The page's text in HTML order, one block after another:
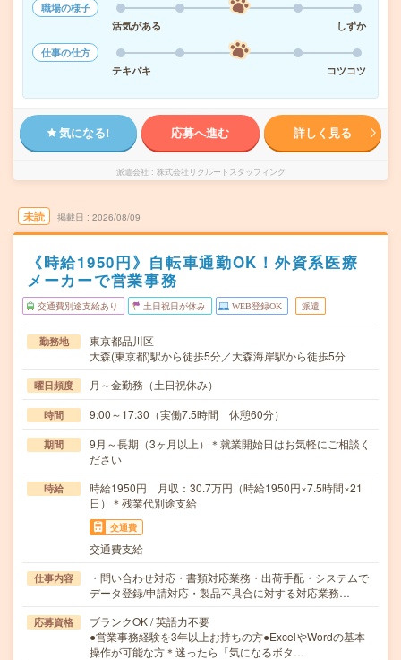
職場の様子
活気がある
しずか
仕事の仕方
テキパキ
コツコツ
気になる! 応募へ進む 詳しく見る
派遣会社 株式会社リクルートスタッフィング
未読 掲載日 2026/08/09
《時給1950円》自転車通勤OK！外資系医療
メーカーで営業事務
交通費別途支給あり 土日祝日が休み WEB登録OK 派遣
勤務地
東京都品川区
大森(東京都)駅から徒歩5分／大森海岸駅から徒歩5分
曜日頻度 月～金勤務（土日祝休み）
時間 9:00～17:30（実働7.5時間 休憩60分）
期間
9月～長期（3ヶ月以上）＊就業開始日はお気軽にご相談く
ださい
時給
時給1950円 月収：30.7万円（時給1950円×7.5時間×21
日）＊残業代別途支給
交通費
交通費支給
仕事内容
・問い合わせ対応・書類対応業務・出荷手配・システムで
データ登録/申請対応・製品不具合に対する対応業務…
応募資格
ブランクOK / 英語力不要
●営業事務経験を3年以上お持ちの方●ExcelやWordの基本
操作が可能な方＊迷ったら「気になるボタ…